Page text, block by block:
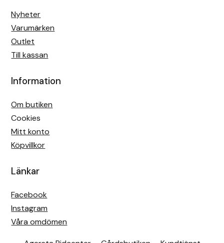
Nyheter
Varumärken
Outlet
Till kassan
Information
Om butiken
Cookies
Mitt konto
Köpvillkor
Länkar
Facebook
Instagram
Våra omdömen